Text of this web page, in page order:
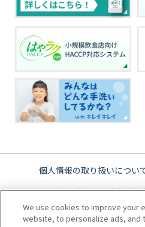
個人情報の取り扱いについ
ウェブサイトご利用条
We use cookies to improve your
website, to personalize ads, and